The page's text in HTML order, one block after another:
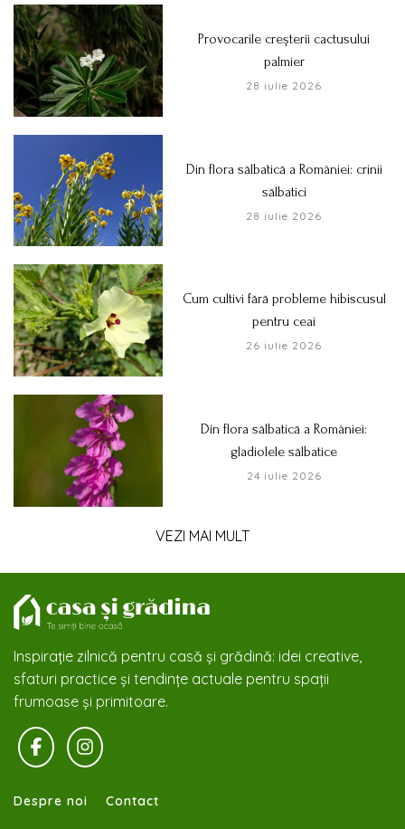
Provocarile creșterii cactusului
palmier
28 iulie 2026
Din flora sălbatică a României: crinii
sălbatici
28 iulie 2026
Cum cultivi fără probleme hibiscusul
pentru ceai
26 iulie 2026
Din flora sălbatică a României:
gladiolele sălbatice
24 iulie 2026
VEZI MAI MULT
Inspirație zilnică pentru casă și grădină: idei creative,
sfaturi practice și tendințe actuale pentru spații
frumoase și primitoare.
Despre noi Contact